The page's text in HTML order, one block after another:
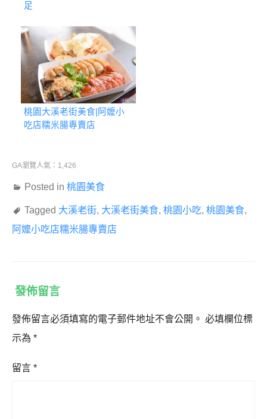
足
桃園大溪老街美食|阿嬤小
吃店糯米腸專賣店
GA瀏覽人氣：1,426
Posted in 桃園美食
Tagged 大溪老街, 大溪老街美食, 桃園小吃, 桃園美食,
阿嬤小吃店糯米腸專賣店
發佈留言
發佈留言必須填寫的電子郵件地址不會公開。 必填欄位標
示為 *
留言 *